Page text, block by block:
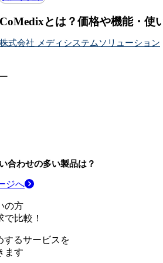
CoMedixとは？価格や機能・使
株式会社 メディシステムソリューション
合わせの多い製品は？
ジへ
の方
比較！
するサービスを
ます